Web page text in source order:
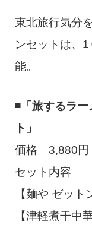
東北旅行気分
ンセットは、
能。
◾️「旅するラ
ト」
価格 3,880円
セット内容
【麺や ゼッ
【津軽煮干中